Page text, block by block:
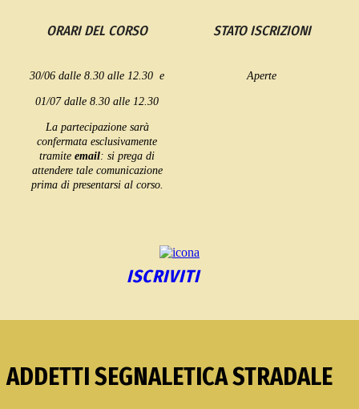
ORARI DEL CORSO
30/06 dalle 8.30 alle 12.30 e
01/07 dalle 8.30 alle 12.30
La partecipazione sarà
confermata esclusivamente
tramiteemail: si prega di
attendere tale comunicazione
prima di presentarsi al corso.
STATO ISCRIZIONI
Aperte
ISCRIVITI
ADDETTI SEGNALETICA STRADALE